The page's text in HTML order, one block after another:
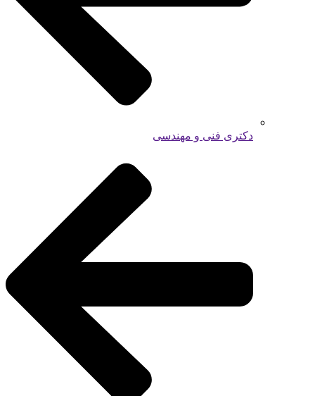
دکتری فنی و مهندسی